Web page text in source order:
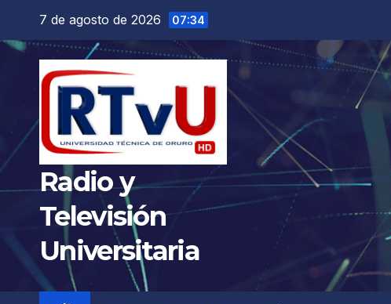
contenido
7 de agosto de 2026 07:34
Radio y
Televisión
Universitaria